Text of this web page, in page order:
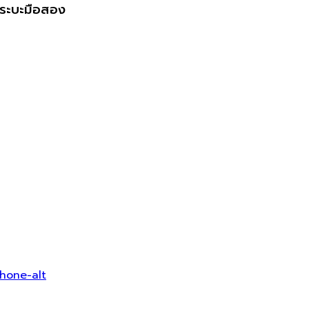
บะมือสอง
alt